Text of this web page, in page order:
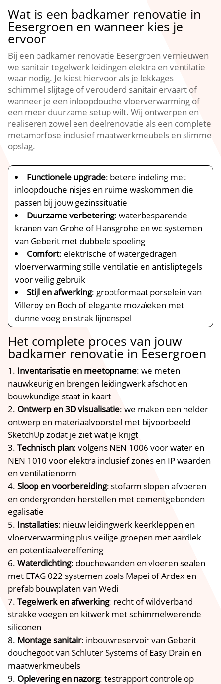
Wat is een badkamer renovatie in
Eesergroen en wanneer kies je
ervoor
Bij een badkamer renovatie Eesergroen vernieuwen
we sanitair tegelwerk leidingen elektra en ventilatie
waar nodig. Je kiest hiervoor als je lekkages
schimmel slijtage of verouderd sanitair ervaart of
wanneer je een inloopdouche vloerverwarming of
een meer duurzame setup wilt. Wij ontwerpen en
realiseren zowel een deelrenovatie als een complete
metamorfose inclusief maatwerkmeubels en slimme
opslag.
Functionele upgrade: betere indeling met
inloopdouche nisjes en ruime waskommen die
passen bij jouw gezinssituatie
Duurzame verbetering: waterbesparende
kranen van Grohe of Hansgrohe en wc systemen
van Geberit met dubbele spoeling
Comfort: elektrische of watergedragen
vloerverwarming stille ventilatie en antisliptegels
voor veilig gebruik
Stijl en afwerking: grootformaat porselein van
Villeroy en Boch of elegante mozaïeken met
dunne voeg en strak lijnenspel
Het complete proces van jouw
badkamer renovatie in Eesergroen
Inventarisatie en meetopname: we meten
nauwkeurig en brengen leidingwerk afschot en
bouwkundige staat in kaart
Ontwerp en 3D visualisatie: we maken een helder
ontwerp en materiaalvoorstel met bijvoorbeeld
SketchUp zodat je ziet wat je krijgt
Technisch plan: volgens NEN 1006 voor water en
NEN 1010 voor elektra inclusief zones en IP waarden
en ventilatienorm
Sloop en voorbereiding: stofarm slopen afvoeren
en ondergronden herstellen met cementgebonden
egalisatie
Installaties: nieuw leidingwerk keerkleppen en
vloerverwarming plus veilige groepen met aardlek
en potentiaalvereffening
Waterdichting: douchewanden en vloeren sealen
met ETAG 022 systemen zoals Mapei of Ardex en
prefab bouwplaten van Wedi
Tegelwerk en afwerking: recht of wildverband
strakke voegen en kitwerk met schimmelwerende
siliconen
Montage sanitair: inbouwreservoir van Geberit
douchegoot van Schluter Systems of Easy Drain en
maatwerkmeubels
Oplevering en nazorg: testrapport controle op